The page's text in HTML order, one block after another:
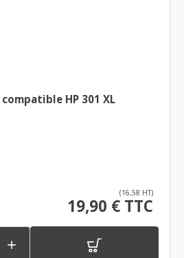
HP 301 XL
(16,58 HT)
19,90 € TTC
